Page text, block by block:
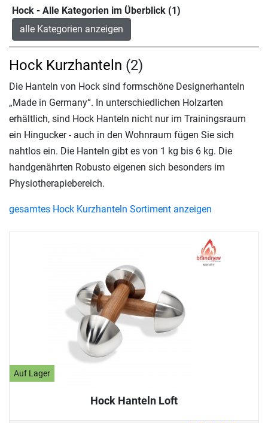
Hock - Alle Kategorien im Überblick (1)
alle Kategorien anzeigen
Auf Lager
Hock Hanteln Loft
Hock Kurzhanteln (2)
Die Hanteln von Hock sind formschöne Designerhanteln
„Made in Germany“. In unterschiedlichen Holzarten
erhältlich, sind Hock Hanteln nicht nur im Trainingsraum
ein Hingucker - auch in den Wohnraum fügen Sie sich
nahtlos ein. Die Hanteln gibt es von 1 kg bis 6 kg. Die
handgenährten Robusto eigenen sich besonders im
Physiotherapiebereich.
gesamtes Hock Kurzhanteln Sortiment anzeigen